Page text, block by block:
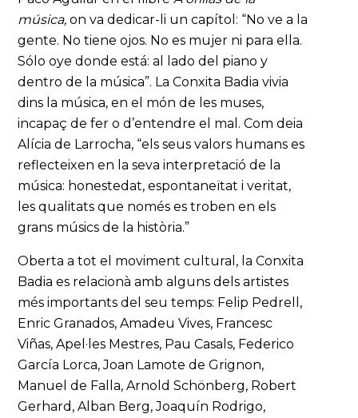
música, on va dedicar-li un capítol: “No ve a la
gente. No tiene ojos. No es mujer ni para ella.
Sólo oye donde está: al lado del piano y
dentro de la música”. La Conxita Badia vivia
dins la música, en el món de les muses,
incapaç de fer o d’entendre el mal. Com deia
Alícia de Larrocha, “els seus valors humans es
reflecteixen en la seva interpretació de la
música: honestedat, espontaneïtat i veritat,
les qualitats que només es troben en els
grans músics de la història.”
Oberta a tot el moviment cultural, la Conxita
Badia es relacionà amb alguns dels artistes
més importants del seu temps: Felip Pedrell,
Enric Granados, Amadeu Vives, Francesc
Viñas, Apel·les Mestres, Pau Casals, Federico
García Lorca, Joan Lamote de Grignon,
Manuel de Falla, Arnold Schönberg, Robert
Gerhard, Alban Berg, Joaquín Rodrigo,